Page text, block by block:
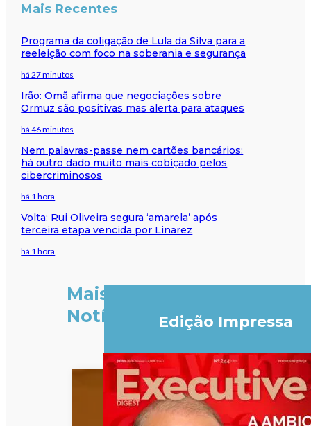
Mais Recentes
Programa da coligação de Lula da Silva para a
reeleição com foco na soberania e segurança
há 27 minutos
Irão: Omã afirma que negociações sobre
Ormuz são positivas mas alerta para ataques
há 46 minutos
Nem palavras-passe nem cartões bancários:
há outro dado muito mais cobiçado pelos
cibercriminosos
há 1 hora
Volta: Rui Oliveira segura ‘amarela’ após
terceira etapa vencida por Linarez
há 1 hora
Mais
Notícias
Edição Impressa